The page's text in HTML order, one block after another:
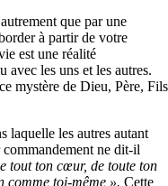
que par une
à partir de votre
est une réalité
avec les uns et les autres.
mystère de Dieu, Père, Fils
laquelle les autres autant
ne dit-il
tout ton cœur, de toute ton
comme toi-même ». Cette